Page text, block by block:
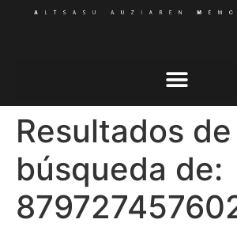
Resultados de
búsqueda de: